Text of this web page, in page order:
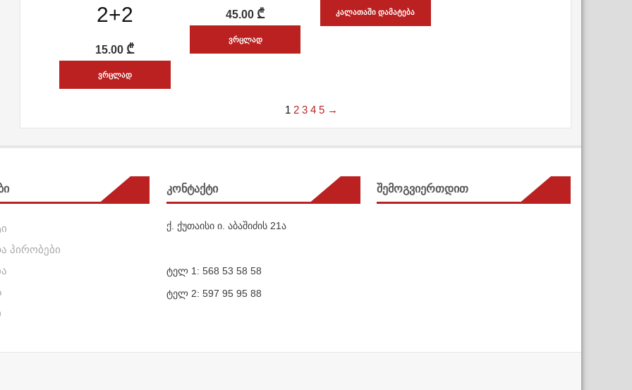
2+2
15.00 ₾
ᲕᲠᲪᲚᲐᲓ
45.00 ₾
ᲕᲠᲪᲚᲐᲓ
ᲙᲐᲚᲐᲗᲐᲨᲘ ᲓᲐᲛᲐᲢᲔᲑᲐ
1 2 3 4 5 →
პირობები
კონტაქტი
ქ. ქუთაისი ი. აბაშიძის 21ა
ტელ 1: 568 53 58 58
ტელ 2: 597 95 95 88
შემოგვიერთდით